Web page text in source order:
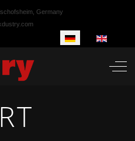
Germany
Sprache auswählen
Off-